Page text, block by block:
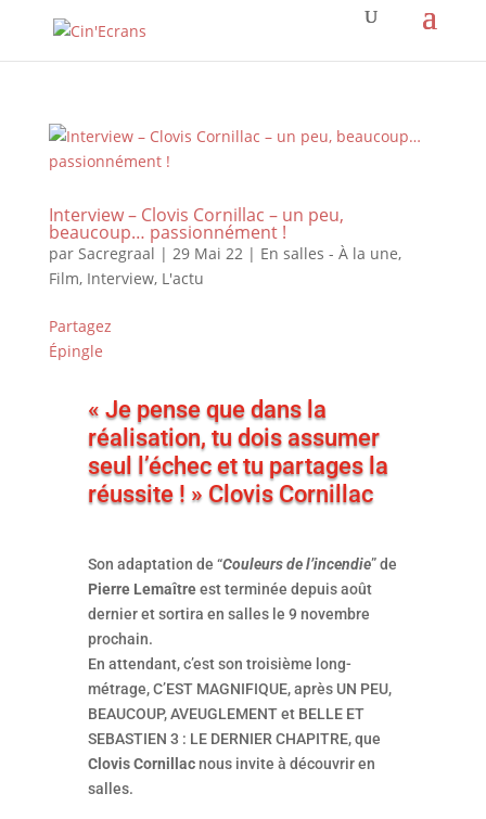
Interview – Clovis Cornillac – un peu,
beaucoup… passionnément !
par Sacregraal | 29 Mai 22| En salles - À la une,
Film, Interview, L'actu
Partagez
Épingle
« Je pense que dans la
réalisation, tu dois assumer
seul l’échec et tu partages la
réussite ! » Clovis Cornillac
Son adaptation de “Couleurs de l’incendie” de
Pierre Lemaîtreest terminée depuis août
dernier et sortira en salles le 9 novembre
prochain.
En attendant, c’est son troisième long-
métrage, C’EST MAGNIFIQUE, après UN PEU,
BEAUCOUP, AVEUGLEMENT et BELLE ET
SEBASTIEN 3 : LE DERNIER CHAPITRE, que
Clovis Cornillacnous invite à découvrir en
salles.